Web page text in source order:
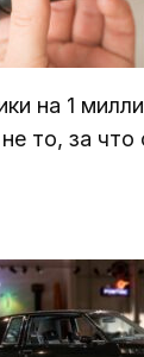
на 1
то, за что